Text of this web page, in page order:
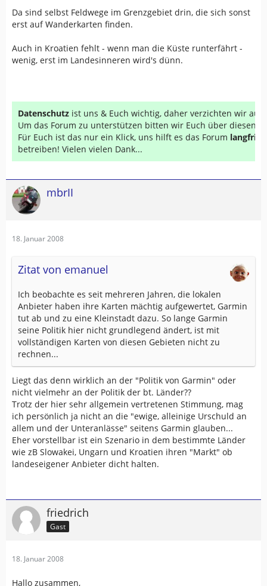
Da sind selbst Feldwege im Grenzgebiet drin, die sich sonst
erst auf Wanderkarten finden.
Auch in Kroatien fehlt - wenn man die Küste runterfährt -
wenig, erst im Landesinneren wird's dünn.
Datenschutz ist uns & Euch wichtig, daher verzichten wir auf
Um das Forum zu unterstützen bitten wir Euch über diesen
Für Euch ist das nur ein Klick, uns hilft es das Forum
betreiben! Vielen vielen Dank...
mbrII
18. Januar 2008
Zitat von emanuel
Ich beobachte es seit mehreren Jahren, die lokalen
Anbieter haben ihre Karten mächtig aufgewertet, Garmin
tut ab und zu eine Kleinstadt dazu. So lange Garmin
seine Politik hier nicht grundlegend ändert, ist mit
vollständigen Karten von diesen Gebieten nicht zu
rechnen...
Liegt das denn wirklich an der "Politik von Garmin" oder
nicht vielmehr an der Politik der bt. Länder??
Trotz der hier sehr allgemein vertretenen Stimmung, mag
ich persönlich ja nicht an die "ewige, alleinige Urschuld an
allem und der Unteranlässe" seitens Garmin glauben...
Eher vorstellbar ist ein Szenario in dem bestimmte Länder
wie zB Slowakei, Ungarn und Kroatien ihren "Markt" ob
landeseigener Anbieter dicht halten.
friedrich
Gast
18. Januar 2008
Hallo zusammen,